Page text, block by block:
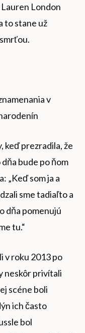
London
to stane už
v
keď prezradila, že
bude po ňom
„Keď som ja a
sme tadiaľto a
dňa pomenujú
tu.“
v roku 2013 po
neskôr privítali
scéne boli
ich často
bol